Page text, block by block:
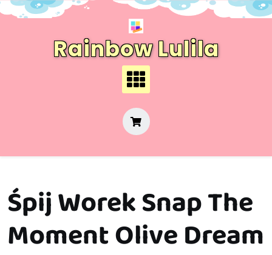
Skip
Rainbow Lulila
Śpij Worek Snap The
Moment Olive Dream